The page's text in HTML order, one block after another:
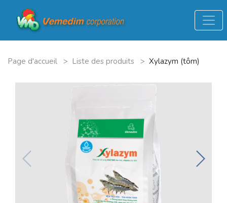
Page d'accueil > Liste des produits > Xylazym (tôm)